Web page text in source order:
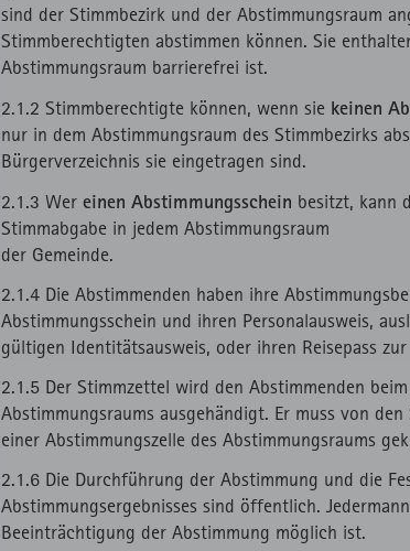
sind der Stimmbezirk und der Abstimmungsraum
Stimmberechtigten abstimmen können. Sie
Abstimmungsraum barrierefrei ist.
2.1.2 Stimmberechtigte können, wenn sie keinen
nur in dem Abstimmungsraum des Stimmbezirks
Bürgerverzeichnis sie eingetragen sind.
2.1.3 Wer einen Abstimmungsschein besitzt, kann
Stimmabgabe in jedem Abstimmungsraum
der Gemeinde.
2.1.4 Die Abstimmenden haben ihre
Abstimmungsschein und ihren Personalausweis,
gültigen Identitätsausweis, oder ihren Reisepass
2.1.5 Der Stimmzettel wird den Abstimmenden
Abstimmungsraums ausgehändigt. Er muss von
einer Abstimmungszelle des Abstimmungsraums
2.1.6 Die Durchführung der Abstimmung und die
Abstimmungsergebnisses sind öffentlich.
Beeinträchtigung der Abstimmung möglich ist.